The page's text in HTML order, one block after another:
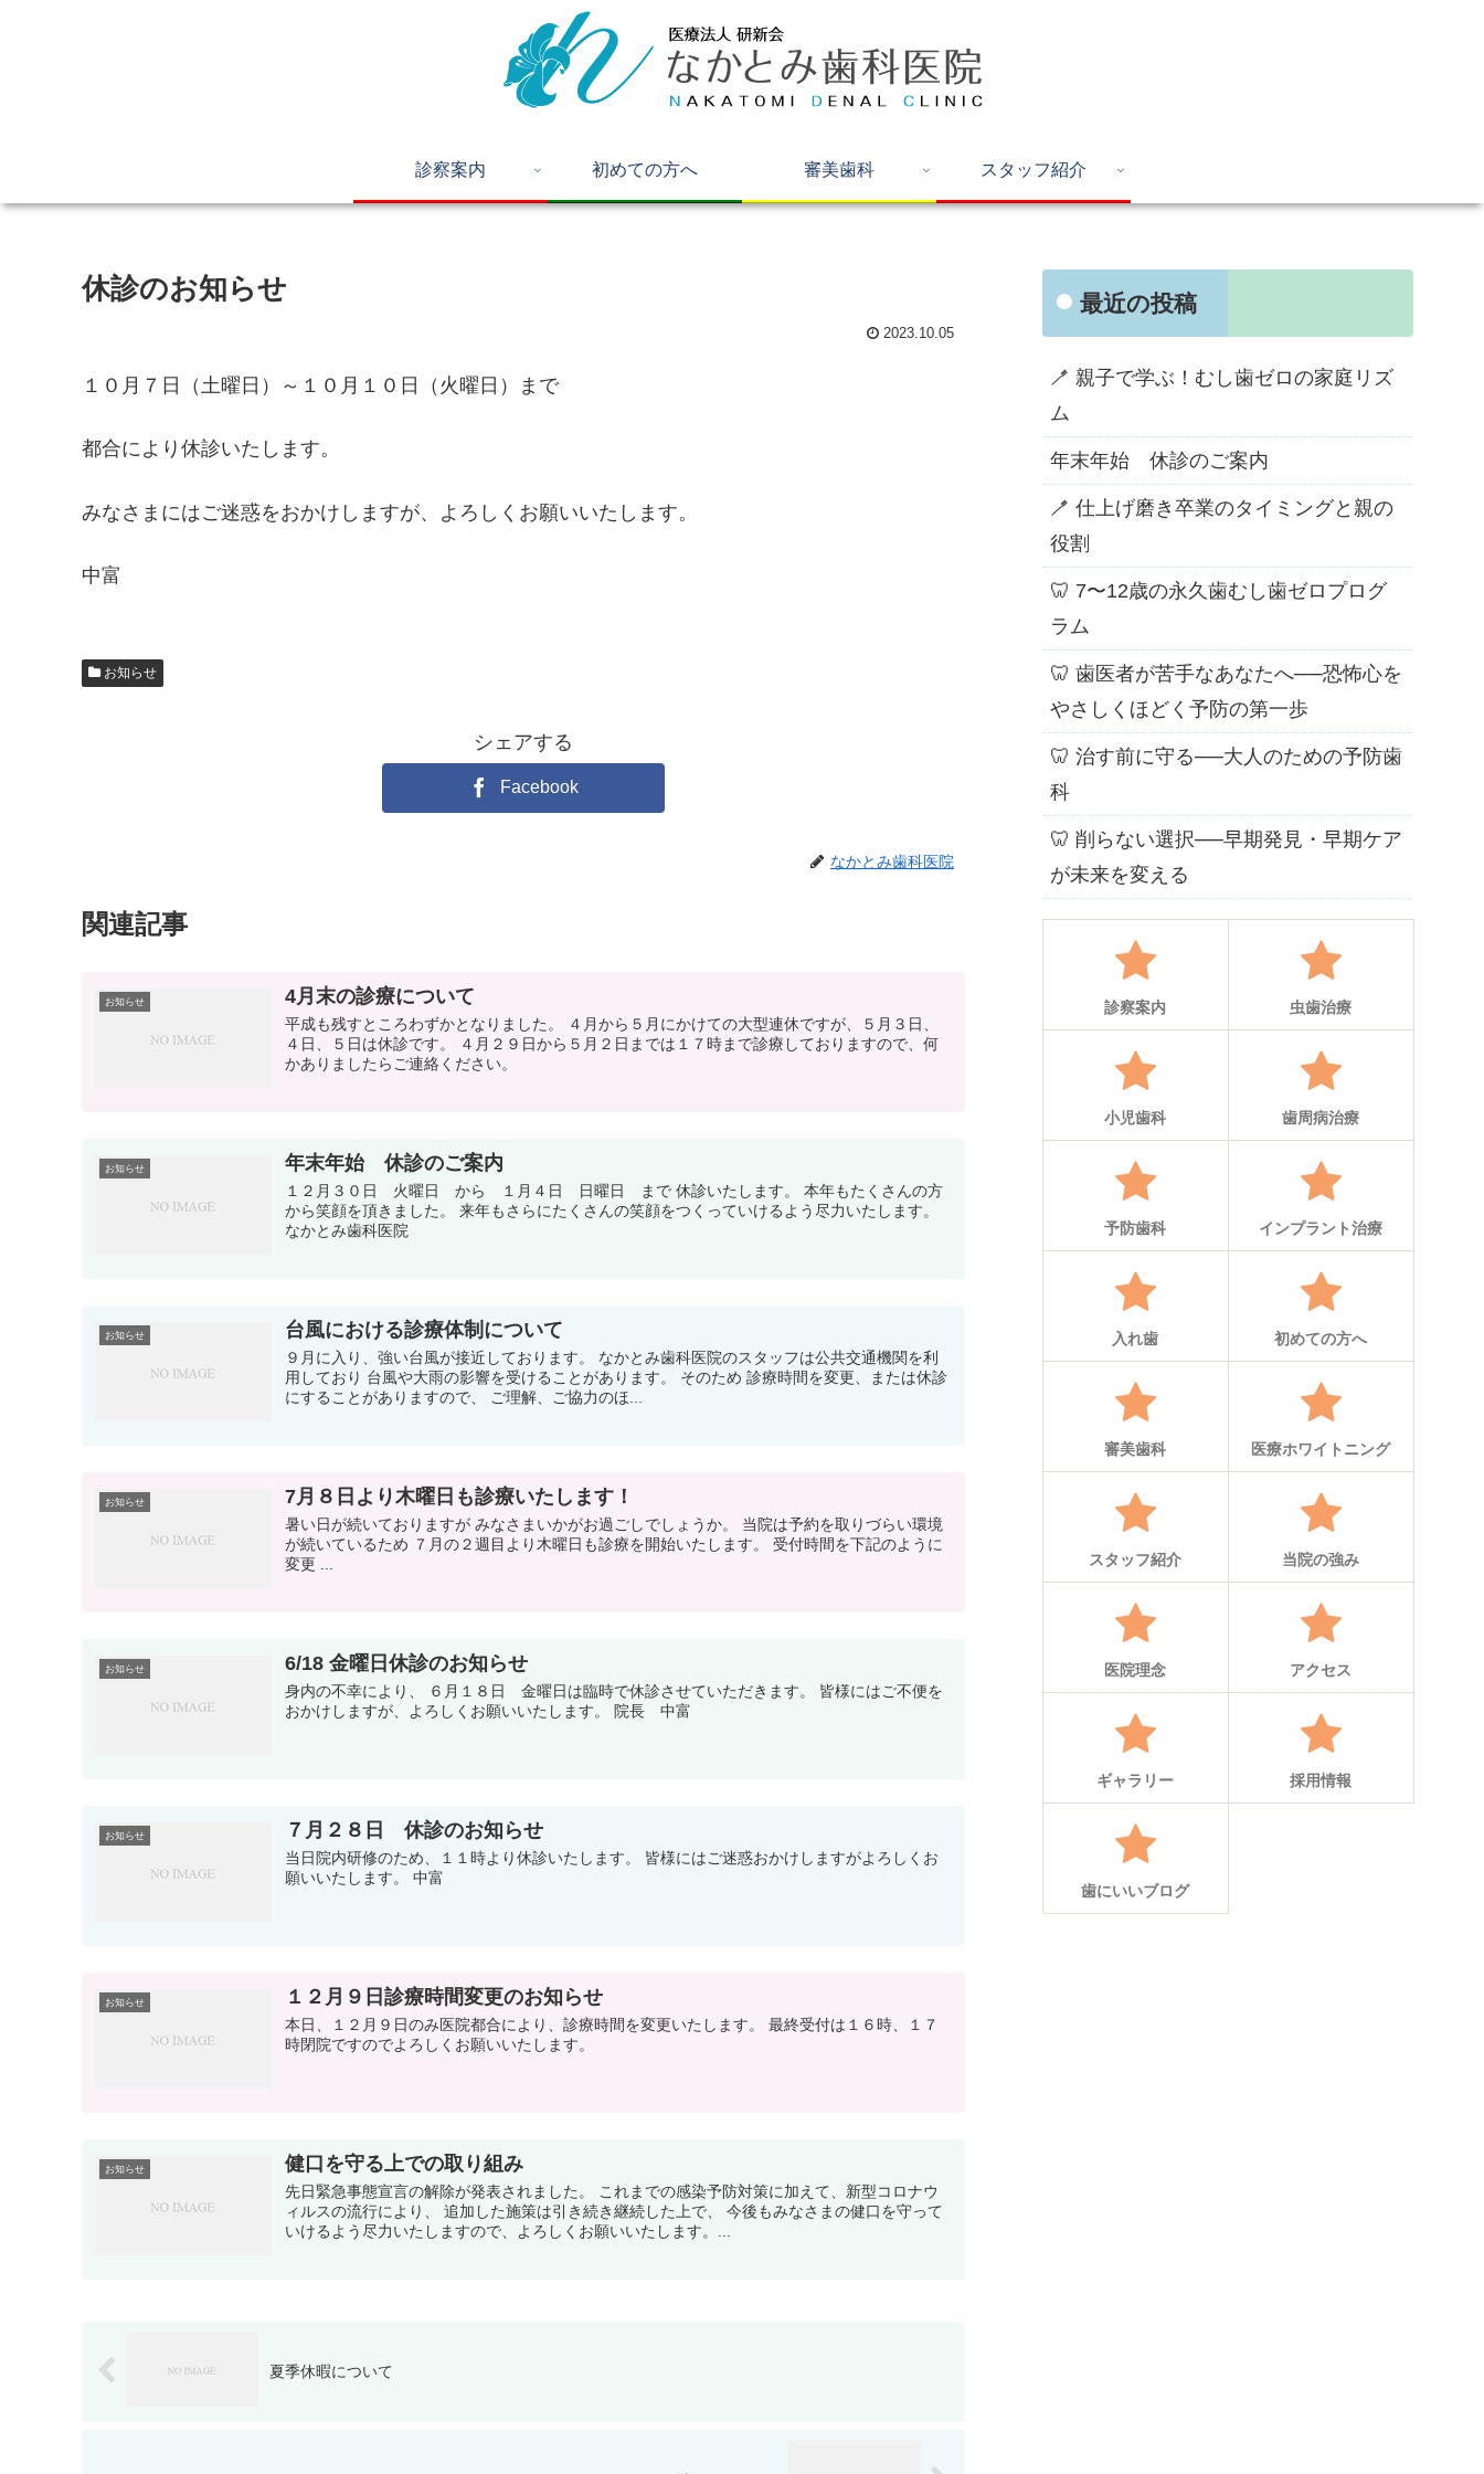
診察案内 初めての方へ 審美歯科 スタッフ紹介
休診のお知らせ
2023.10.05
１０月７日（土曜日）～１０月１０日（火曜日）まで
都合により休診いたします。
みなさまにはご迷惑をおかけしますが、よろしくお願いいたします。
中富
お知らせ
シェアする
Facebook
なかとみ歯科医院
関連記事
お知らせ 4月末の診療について
平成も残すところわずかとなりました。 ４月から５月にかけての大型連休ですが、５月３日、
４日、５日は休診です。 ４月２９日から５月２日までは１７時まで診療しておりますので、何
かありましたらご連絡ください。
お知らせ 年末年始 休診のご案内
１２月３０日 火曜日 から １月４日 日曜日 まで 休診いたします。 本年もたくさんの方
から笑顔を頂きました。 来年もさらにたくさんの笑顔をつくっていけるよう尽力いたします。
なかとみ歯科医院
お知らせ 台風における診療体制について
９月に入り、強い台風が接近しております。 なかとみ歯科医院のスタッフは公共交通機関を利
用しており 台風や大雨の影響を受けることがあります。 そのため 診療時間を変更、または休診
にすることがありますので、 ご理解、ご協力のほ...
お知らせ 7月８日より木曜日も診療いたします！
暑い日が続いておりますが みなさまいかがお過ごしでしょうか。 当院は予約を取りづらい環境
が続いているため ７月の２週目より木曜日も診療を開始いたします。 受付時間を下記のように
変更 ...
お知らせ 6/18 金曜日休診のお知らせ
身内の不幸により、 ６月１８日 金曜日は臨時で休診させていただきます。 皆様にはご不便を
おかけしますが、よろしくお願いいたします。 院長 中富
お知らせ ７月２８日 休診のお知らせ
当日院内研修のため、１１時より休診いたします。 皆様にはご迷惑おかけしますがよろしくお
願いいたします。 中富
お知らせ １２月９日診療時間変更のお知らせ
本日、１２月９日のみ医院都合により、診療時間を変更いたします。 最終受付は１６時、１７
時閉院ですのでよろしくお願いいたします。
お知らせ 健口を守る上での取り組み
先日緊急事態宣言の解除が発表されました。 これまでの感染予防対策に加えて、新型コロナウ
ィルスの流行により、 追加した施策は引き続き継続した上で、 今後もみなさまの健口を守って
いけるよう尽力いたしますので、よろしくお願いいたします。...
夏季休暇について
最近の投稿
🪥 親子で学ぶ！むし歯ゼロの家庭リズ
ム
年末年始 休診のご案内
🪥 仕上げ磨き卒業のタイミングと親の
役割
🦷 7〜12歳の永久歯むし歯ゼロプログ
ラム
🦷 歯医者が苦手なあなたへ──恐怖心を
やさしくほどく予防の第一歩
🦷 治す前に守る──大人のための予防歯
科
🦷 削らない選択──早期発見・早期ケア
が未来を変える
診察案内 虫歯治療
小児歯科 歯周病治療
予防歯科 インプラント治療
入れ歯 初めての方へ
審美歯科 医療ホワイトニング
スタッフ紹介 当院の強み
医院理念 アクセス
ギャラリー 採用情報
歯にいいブログ